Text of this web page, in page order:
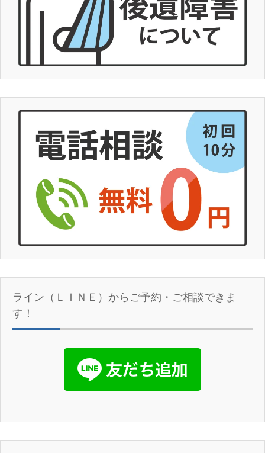
ライン（ＬＩＮＥ）からご予約・ご相談できま
す！